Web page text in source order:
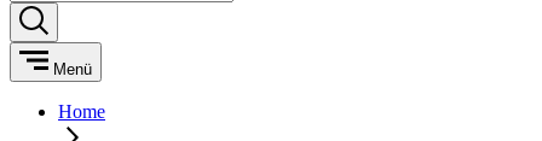
Menü
Home